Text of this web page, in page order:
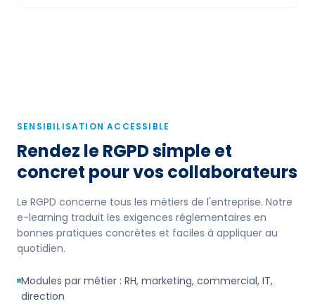
SENSIBILISATION ACCESSIBLE
Rendez le RGPD simple et
concret pour vos collaborateurs
Le RGPD concerne tous les métiers de l'entreprise. Notre
e-learning traduit les exigences réglementaires en
bonnes pratiques concrètes et faciles à appliquer au
quotidien.
Modules par métier : RH, marketing, commercial, IT,
direction